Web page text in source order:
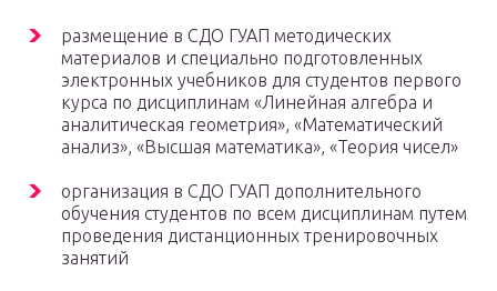
размещение в СДО ГУАП методических
материалов и специально подготовленных
электронных учебников для студентов первого
курса по дисциплинам «Линейная алгебра и
аналитическая геометрия», «Математический
анализ», «Высшая математика», «Теория чисел»
организация в СДО ГУАП дополнительного
обучения студентов по всем дисциплинам путем
проведения дистанционных тренировочных
занятий